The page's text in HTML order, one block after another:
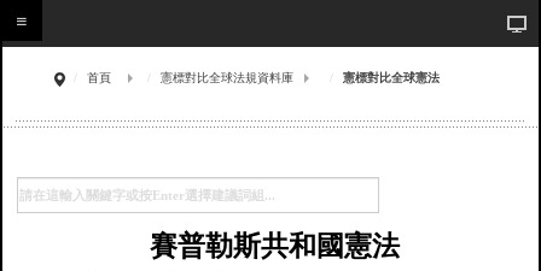
首頁 憲標對比全球法規資料庫 憲標對比全球憲法
賽普勒斯共和國憲法